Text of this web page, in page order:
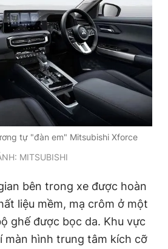
tự "đàn em" Mitsubishi Xforce
MITSUBISHI
bên trong xe được hoàn
liệu mềm, mạ crôm ở một
ghế được bọc da. Khu vực
hình trung tâm kích cỡ